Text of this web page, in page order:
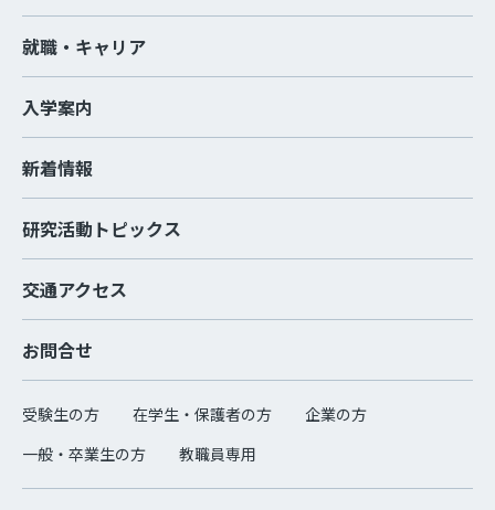
就職・キャリア
入学案内
新着情報
研究活動トピックス
交通アクセス
お問合せ
受験生の方 在学生・保護者の方
企業の方
一般・卒業生の方
教職員専用